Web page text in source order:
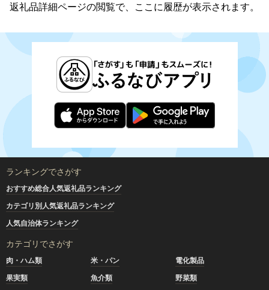
返礼品詳細ページの閲覧で、ここに履歴が表示されます。
ランキングでさがす
おすすめ総合人気返礼品ランキング
カテゴリ別人気返礼品ランキング
人気自治体ランキング
カテゴリでさがす
肉・ハム類 米・パン
電化製品
果実類
魚介類
野菜類